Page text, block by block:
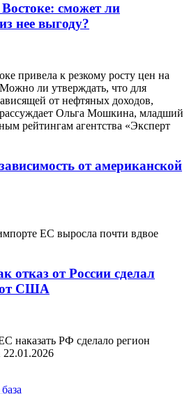
сможет ли
нее выгоду?
привела к резкому росту цен на
ли утверждать, что для
от нефтяных доходов,
Ольга Мошкина, младший
рейтингам агентства «Эксперт
от американской
ЕС выросла почти вдвое
отказ от России сделал
от США
наказать РФ сделало регион
22.01.2026